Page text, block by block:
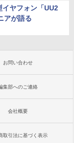
イヤフォン「UU2
アが語る
お問い合わせ
集部へのご連絡
会社概要
取引法に基づく表示